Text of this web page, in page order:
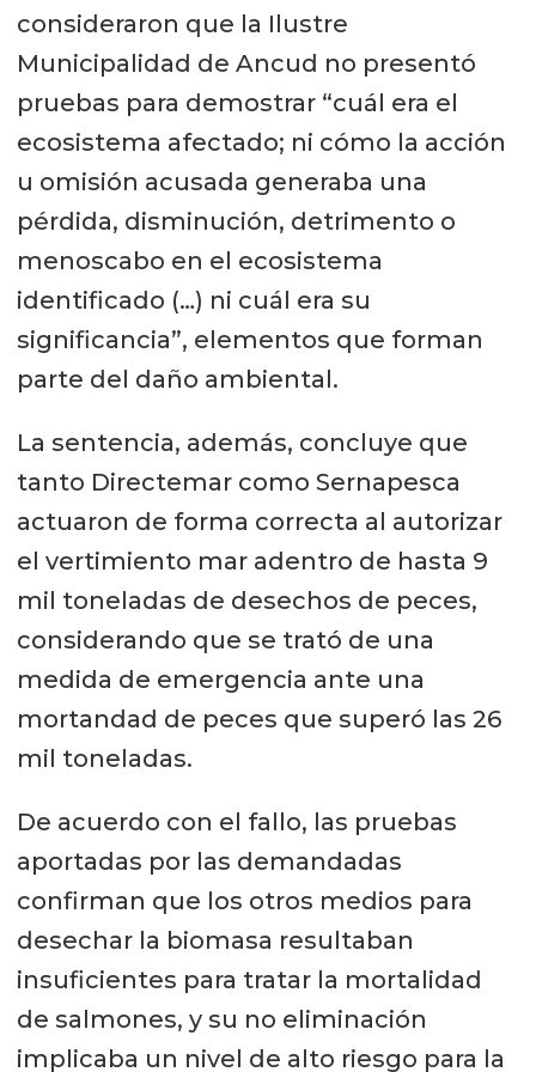
consideraron que la Ilustre
Municipalidad de Ancud no presentó
pruebas para demostrar “cuál era el
ecosistema afectado; ni cómo la acción
u omisión acusada generaba una
pérdida, disminución, detrimento o
menoscabo en el ecosistema
identificado (…) ni cuál era su
significancia”, elementos que forman
parte del daño ambiental.
La sentencia, además, concluye que
tanto Directemar como Sernapesca
actuaron de forma correcta al autorizar
el vertimiento mar adentro de hasta 9
mil toneladas de desechos de peces,
considerando que se trató de una
medida de emergencia ante una
mortandad de peces que superó las 26
mil toneladas.
De acuerdo con el fallo, las pruebas
aportadas por las demandadas
confirman que los otros medios para
desechar la biomasa resultaban
insuficientes para tratar la mortalidad
de salmones, y su no eliminación
implicaba un nivel de alto riesgo para la